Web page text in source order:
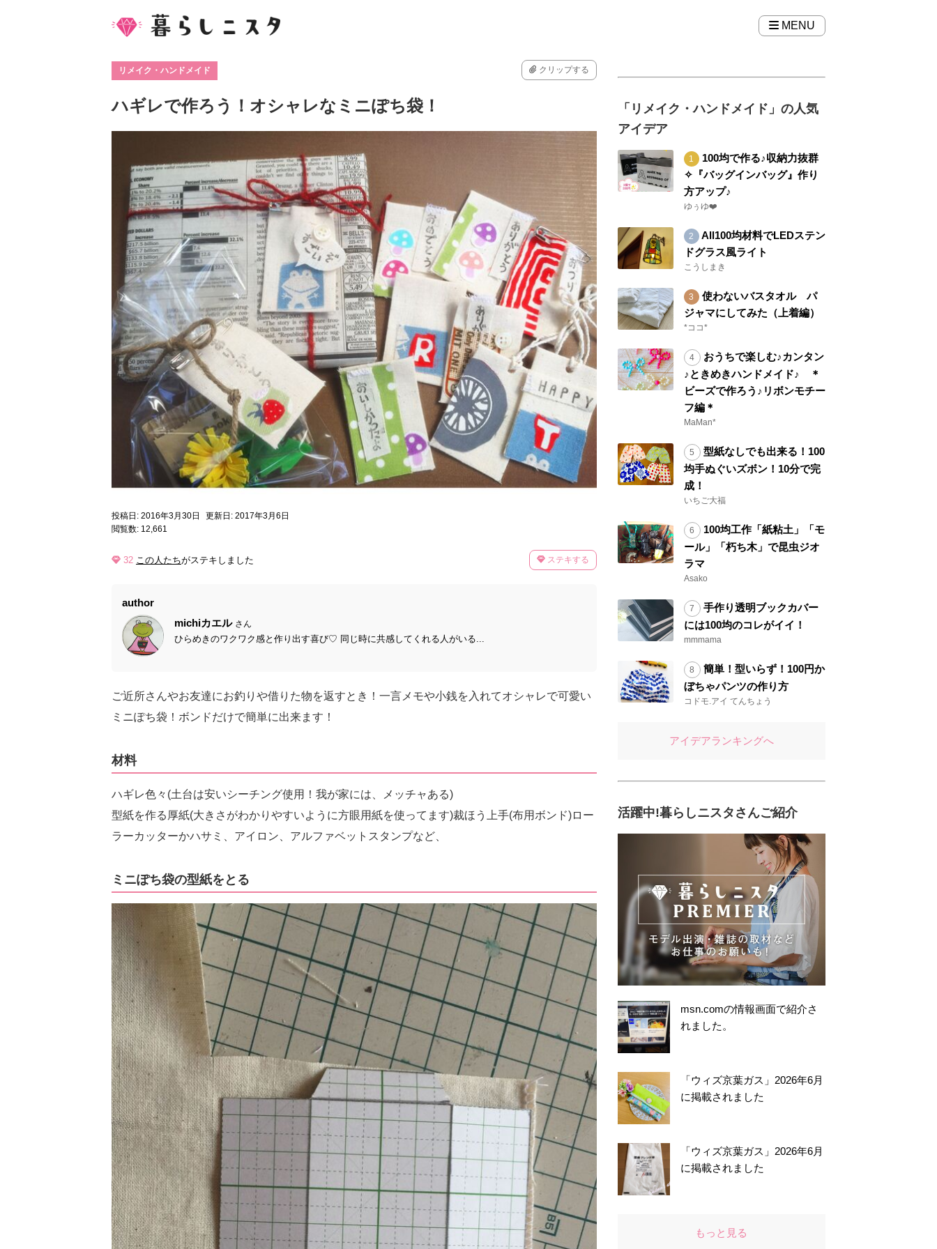
MENU
リメイク・ハンドメイド クリップする
ハギレで作ろう！オシャレなミニぽち袋！
投稿日: 2016年3月30日
更新日: 2017年3月6日
閲覧数: 12,661
32 この人たちがステキしました ステキする
author
michiカエル さん
ひらめきのワクワク感と作り出す喜び♡ 同じ時に共感してくれる人がいる...
ご近所さんやお友達にお釣りや借りた物を返すとき！一言メモや小銭を入れてオシャレで可愛い
ミニぽち袋！ボンドだけで簡単に出来ます！
材料
ハギレ色々(土台は安いシーチング使用！我が家には、メッチャある)
型紙を作る厚紙(大きさがわかりやすいように方眼用紙を使ってます)裁ほう上手(布用ボンド)ロー
ラーカッターかハサミ、アイロン、アルファベットスタンプなど、
ミニぽち袋の型紙をとる
「リメイク・ハンドメイド」の人気
アイデア
100均で作る♪収納力抜群
✧『バッグインバッグ』作り
方アップ♪
ゆぅゆ❤️
All100均材料でLEDステン
ドグラス風ライト
こうしまき
使わないバスタオル パ
ジャマにしてみた（上着編）
*ココ*
おうちで楽しむ♪カンタン
♪ときめきハンドメイド♪ ＊
ビーズで作ろう♪リボンモチー
フ編＊
MaMan*
型紙なしでも出来る！100
均手ぬぐいズボン！10分で完
成！
いちご大福
100均工作「紙粘土」「モ
ール」「朽ち木」で昆虫ジオ
ラマ
Asako
手作り透明ブックカバー
には100均のコレがイイ！
mmmama
簡単！型いらず！100円か
ぼちゃパンツの作り方
コドモ.アイ てんちょう
アイデアランキングへ
活躍中!暮らしニスタさんご紹介
msn.comの情報画面で紹介さ
れました。
「ウィズ京葉ガス」2026年6月
に掲載されました
「ウィズ京葉ガス」2026年6月
に掲載されました
もっと見る